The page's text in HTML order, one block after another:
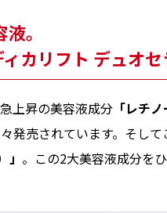
。
カリフト デュオセ
上昇の美容液成分 「レチノ
発売されています。そして
」 。この2大美容液成分を